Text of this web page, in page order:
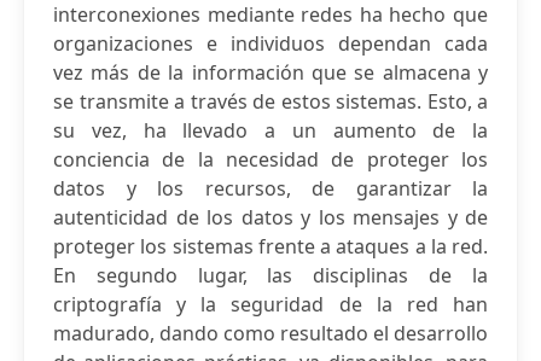
interconexiones mediante redes ha hecho que
organizaciones e individuos dependan cada
vez más de la información que se almacena y
se transmite a través de estos sistemas. Esto, a
su vez, ha llevado a un aumento de la
conciencia de la necesidad de proteger los
datos y los recursos, de garantizar la
autenticidad de los datos y los mensajes y de
proteger los sistemas frente a ataques a la red.
En segundo lugar, las disciplinas de la
criptografía y la seguridad de la red han
madurado, dando como resultado el desarrollo